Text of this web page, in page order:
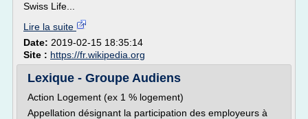
Swiss Life...
Lire la suite
Date: 2019-02-15 18:35:14
Site : https://fr.wikipedia.org
Lexique - Groupe Audiens
Action Logement (ex 1 % logement)
Appellation désignant la participation des employeurs à